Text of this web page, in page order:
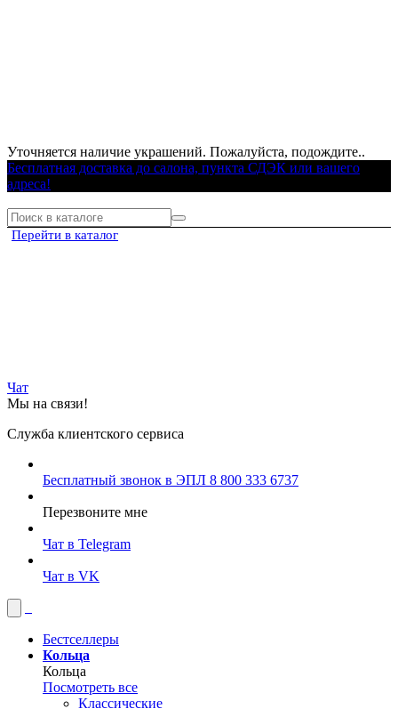
Уточняется наличие украшений. Пожалуйста, подождите..
Бесплатная доставка до салона, пункта СДЭК или вашего
адреса!
Перейти в каталог
Чат
Мы на связи!
Служба клиентского сервиса
Бесплатный звонок в ЭПЛ 8 800 333 6737
Перезвоните мне
Чат в Telegram
Чат в VK
Бестселлеры
Кольца
Кольца
Посмотреть все
Классические